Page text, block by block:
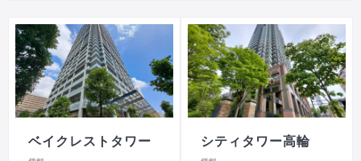
ベイクレストタワー シティタワー高輪